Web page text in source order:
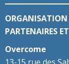
PARTENAIRES
Overcome